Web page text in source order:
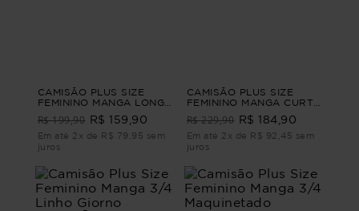
CAMISÃO PLUS SIZE
FEMININO MANGA LONGA
Vinho G4
R$ 199,90 R$ 159,90
Em até 2x de R$ 79,95 sem
juros
CAMISÃO PLUS SIZE
FEMININO MANGA CURTA
50
R$ 229,90 R$ 184,90
Em até 2x de R$ 92,45 sem
juros